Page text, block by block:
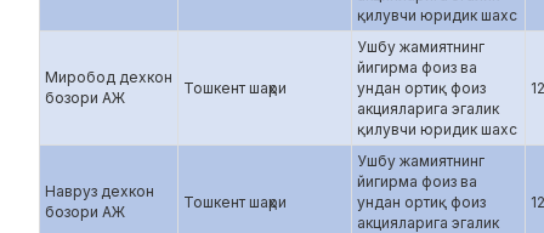
қилувчи юридик шахс
Миробод дехкон
бозори АЖ
Тошкент шаҳри
Ушбу жамиятнинг
йигирма фоиз ва
ундан ортиқ фоиз
акцияларига эгалик
қилувчи юридик шахс
Навруз дехкон
бозори АЖ
Тошкент шаҳри
Ушбу жамиятнинг
йигирма фоиз ва
ундан ортиқ фоиз
акцияларига эгалик